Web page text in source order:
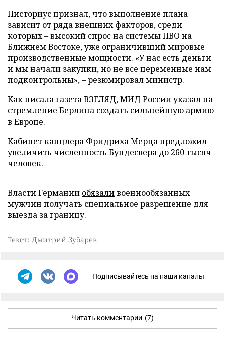
Писториус признал, что выполнение плана
зависит от ряда внешних факторов, среди
которых – высокий спрос на системы ПВО на
Ближнем Востоке, уже ограничивший мировые
производственные мощности. «У нас есть деньги
и мы начали закупки, но не все переменные нам
подконтрольны», – резюмировал министр.
Как писала газета ВЗГЛЯД, МИД Россииуказална
стремление Берлина создать сильнейшую армию
в Европе.
Кабинет канцлера Фридриха Мерцапредложил
увеличить численность Бундесвера до 260 тысяч
человек.
Власти Германии обязаливоеннообязанных
мужчин получать специальное разрешение для
выезда за границу.
Текст: Дмитрий Зубарев
Подписывайтесь на наши каналы
Читать комментарии (7)